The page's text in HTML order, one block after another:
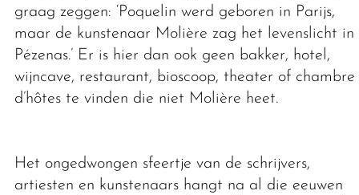
graag zeggen: ‘Poquelin werd geboren in Parijs,
maar de kunstenaar Molière zag het levenslicht in
Pézenas.’ Er is hier dan ook geen bakker, hotel,
wijncave, restaurant, bioscoop, theater of chambre
d’hôtes te vinden die niet Molière heet.
Het ongedwongen sfeertje van de schrijvers,
artiesten en kunstenaars hangt na al die eeuwen